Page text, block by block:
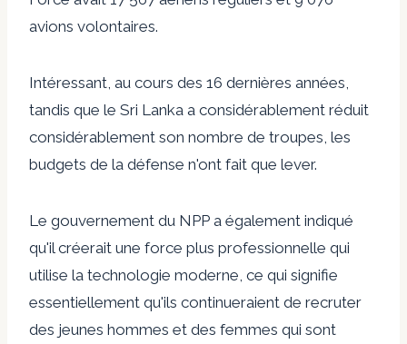
avions volontaires.
Intéressant, au cours des 16 dernières années,
tandis que le Sri Lanka a considérablement réduit
considérablement son nombre de troupes, les
budgets de la défense n'ont fait que lever.
Le gouvernement du NPP a également indiqué
qu'il créerait une force plus professionnelle qui
utilise la technologie moderne, ce qui signifie
essentiellement qu'ils continueraient de recruter
des jeunes hommes et des femmes qui sont